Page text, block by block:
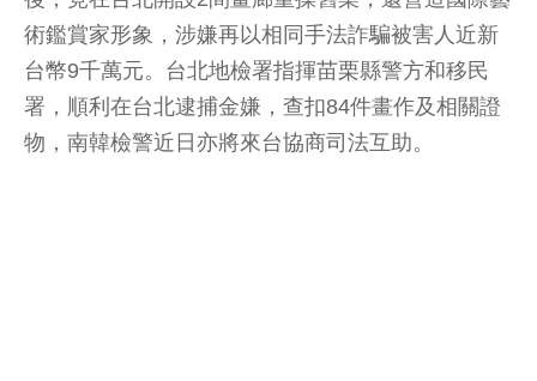
術鑑賞家形象，涉嫌再以相同手法詐騙被害人近新
台幣9千萬元。台北地檢署指揮苗栗縣警方和移民
署，順利在台北逮捕金嫌，查扣84件畫作及相關證
物，南韓檢警近日亦將來台協商司法互助。